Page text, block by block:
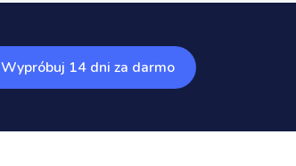
Wypróbuj 14 dni za darmo